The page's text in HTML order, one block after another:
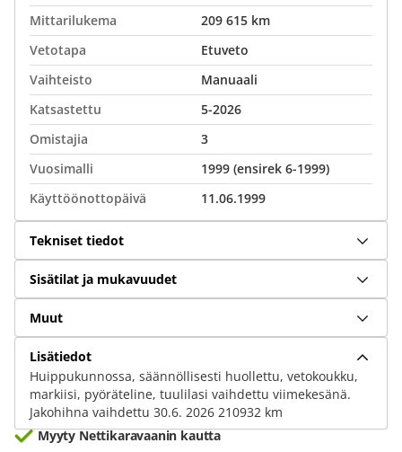
Mittarilukema
209 615 km
Vetotapa
Etuveto
Vaihteisto
Manuaali
Katsastettu
5-2026
Omistajia
3
Vuosimalli
1999 (ensirek 6-1999)
Käyttöönottopäivä
11.06.1999
Tekniset tiedot
Sisätilat ja mukavuudet
Muut
Lisätiedot
Huippukunnossa, säännöllisesti huollettu, vetokoukku,
markiisi, pyöräteline, tuulilasi vaihdettu viimekesänä.
Jakohihna vaihdettu 30.6. 2026 210932 km
Myyty Nettikaravaanin kautta